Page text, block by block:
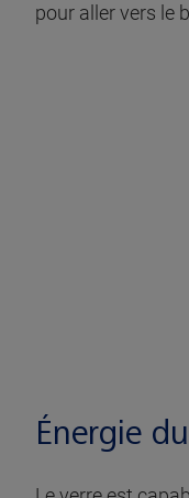
pour aller vers le
Énergie